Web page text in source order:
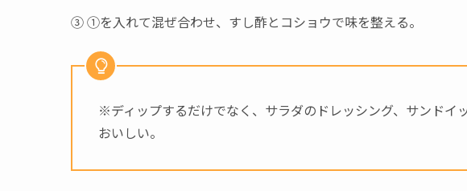
③ ①を入れて混ぜ合わせ、すし酢とコショウで味を整える。
※ディップするだけでなく、サラダのドレッシング、サンドイ
おいしい。